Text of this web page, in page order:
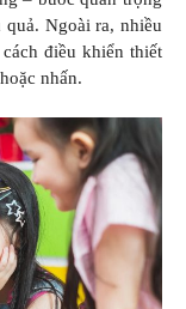
Ngoài ra, nhiều
điều khiển thiết
nhấn.